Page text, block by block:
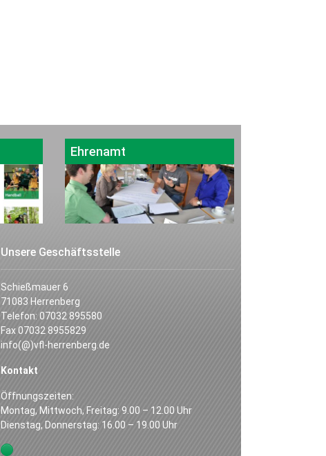
Ehrenamt
Unsere Geschäftsstelle
Schießmauer 6
71083 Herrenberg
Telefon: 07032 895580
Fax 07032 8955829
info(@)vfl-herrenberg.de
Kontakt
Öffnungszeiten:
Montag, Mittwoch, Freitag: 9.00 – 12.00 Uhr
Dienstag, Donnerstag: 16.00 – 19.00 Uhr